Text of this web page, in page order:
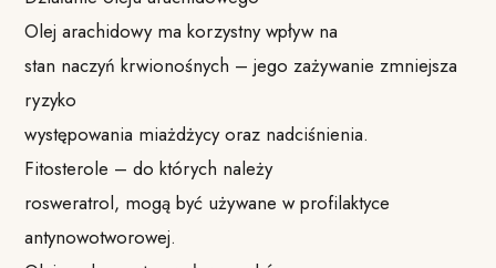
Olej arachidowy ma korzystny wpływ na
stan naczyń krwionośnych – jego zażywanie zmniejsza
ryzyko
występowania miażdżycy oraz nadciśnienia.
Fitosterole – do których należy
rosweratrol, mogą być używane w profilaktyce
antynowotworowej.